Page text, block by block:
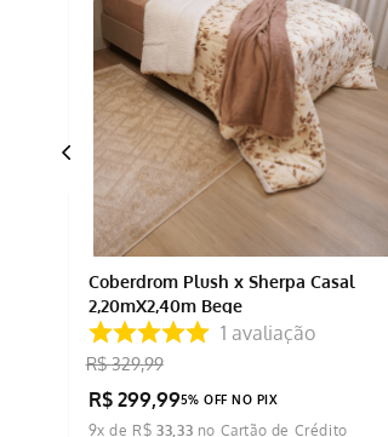
Coberdrom Plush x Sherpa Casal
2,20mX2,40m Bege
1 avaliação
R$ 329,99
R$ 299,995% OFF NO PIX
9x de R$ 33,33